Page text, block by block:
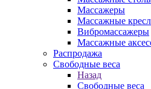
Массажеры
Массажные
Вибромассажеры
Массажные
Распродажа
Свободные веса
Назад
Свободные веса